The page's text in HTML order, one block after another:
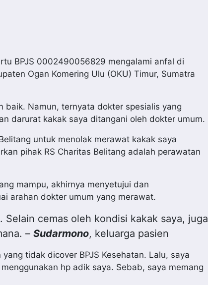
BPJS 0002490056829 mengalami anfal di
Ogan Komering Ulu (OKU) Timur, Sumatra
baik. Namun, ternyata dokter spesialis yang
darurat kakak saya ditangani oleh dokter umum.
untuk menolak merawat kakak saya
pihak RS Charitas Belitang adalah perawatan
mampu, akhirnya menyetujui dan
arahan dokter umum yang merawat.
cemas oleh kondisi kakak saya, juga
– Sudarmono, keluarga pasien
tidak dicover BPJS Kesehatan. Lalu, saya
hp adik saya. Sebab, saya memang